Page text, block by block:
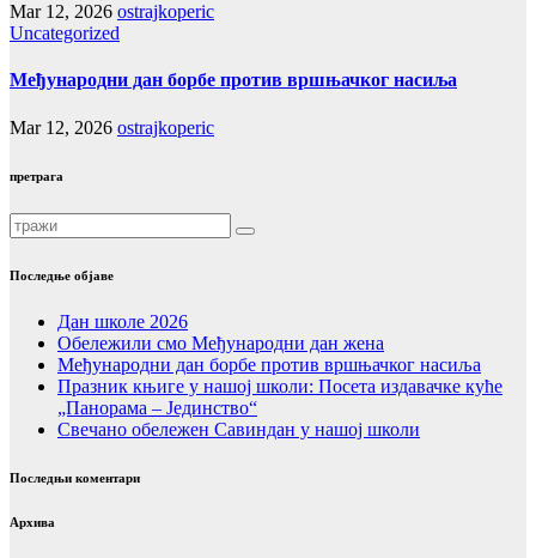
Mar 12, 2026 ostrajkoperic
Uncategorized
Међународни дан борбе против вршњачког насиља
Mar 12, 2026 ostrajkoperic
претрага
Последње објаве
Дан школе 2026
Обележили смо Међународни дан жена
Међународни дан борбе против вршњачког насиља
Празник књиге у нашој школи: Посета издавачке куће
„Панорама – Јединство“
Свечано обележен Савиндан у нашој школи
Последњи коментари
Архива